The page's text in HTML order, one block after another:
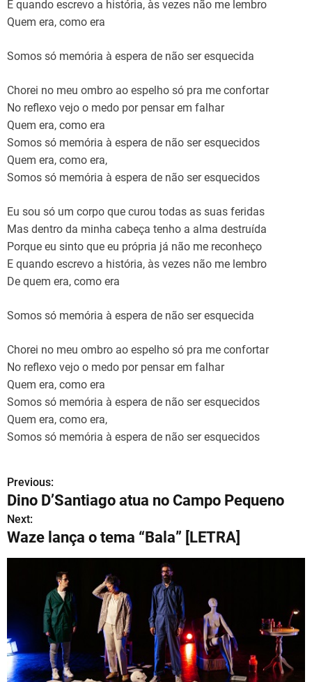
E quando escrevo a história, às vezes não me lembro
Quem era, como era
Somos só memória à espera de não ser esquecida
Chorei no meu ombro ao espelho só pra me confortar
No reflexo vejo o medo por pensar em falhar
Quem era, como era
Somos só memória à espera de não ser esquecidos
Quem era, como era,
Somos só memória à espera de não ser esquecidos
Eu sou só um corpo que curou todas as suas feridas
Mas dentro da minha cabeça tenho a alma destruída
Porque eu sinto que eu própria já não me reconheço
E quando escrevo a história, às vezes não me lembro
De quem era, como era
Somos só memória à espera de não ser esquecida
Chorei no meu ombro ao espelho só pra me confortar
No reflexo vejo o medo por pensar em falhar
Quem era, como era
Somos só memória à espera de não ser esquecidos
Quem era, como era,
Somos só memória à espera de não ser esquecidos
N
a
v
a
ç
ã
Previous:
Dino D’Santiago atua no Campo Pequeno
Next:
Waze lança o tema “Bala” [LETRA]